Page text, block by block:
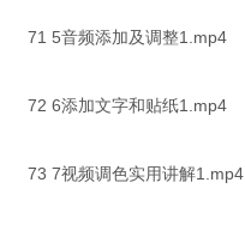
71 5音频添加及调整1.mp4
72 6添加文字和贴纸1.mp4
73 7视频调色实用讲解1.mp4